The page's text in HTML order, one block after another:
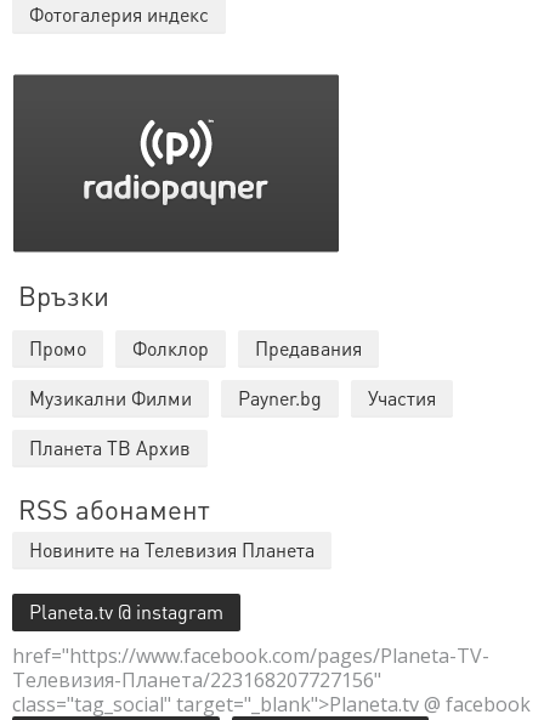
Фотогалерия индекс
Връзки
Промо Фолклор
Предавания
Музикални Филми
Payner.bg
Участия
Планета ТВ Архив
RSS абонамент
Новините на Телевизия Планета
Planeta.tv @ instagram
href="https://www.facebook.com/pages/Planeta-TV-
Телевизия-Планета/223168207727156"
class="tag_social" target="_blank">Planeta.tv @ facebook